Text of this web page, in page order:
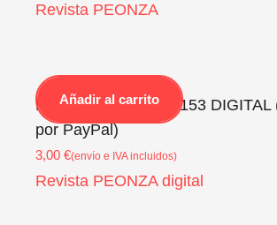
Revista PEONZA
Añadir al carrito
Revista PEONZA Nº153 DIGITAL
por PayPal)
3,00 €(envío e IVA incluidos)
Revista PEONZA digital